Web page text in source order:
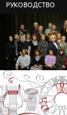
РУКОВОДСТВО